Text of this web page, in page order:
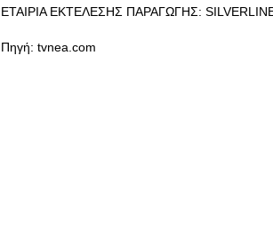
ΕΤΑΙΡΙΑ ΕΚΤΕΛΕΣΗΣ ΠΑΡΑΓΩΓΗΣ:
Πηγή: tvnea.com